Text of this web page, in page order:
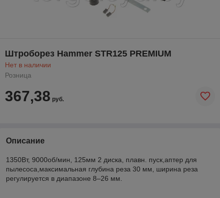
Штроборез Hammer STR125 PREMIUM
Нет в наличии
Розница
367,38 руб.
Описание
1350Вт, 9000об/мин, 125мм 2 диска, плавн. пуск,аптер для
пылесоса,максимальная глубина реза 30 мм, ширина реза
регулируется в диапазоне 8–26 мм.